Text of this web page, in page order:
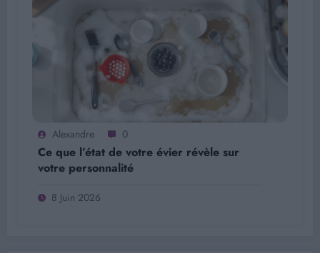
Alexandre 0
Ce que l’état de votre évier révèle sur
votre personnalité
8 Juin 2026